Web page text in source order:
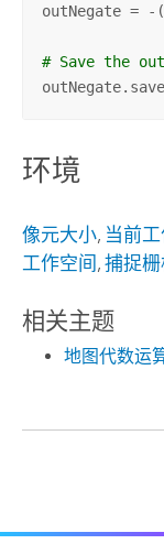
outNegate = -
# Save the
环境
像元大小, 当前
工作空间 , 捕捉
相关主题
地图代数运